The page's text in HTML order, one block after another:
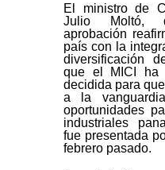
El ministro de
Julio Moltó,
aprobación
país con la
diversificación
que el MICI ha
decidida para
a la
oportunidades
industriales
fue presentada
febrero pasado.